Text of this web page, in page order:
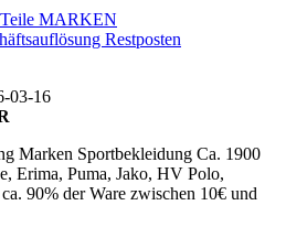
03-16
Marken Sportbekleidung Ca. 1900
Erima, Puma, Jako, HV Polo,
90% der Ware zwischen 10€ und